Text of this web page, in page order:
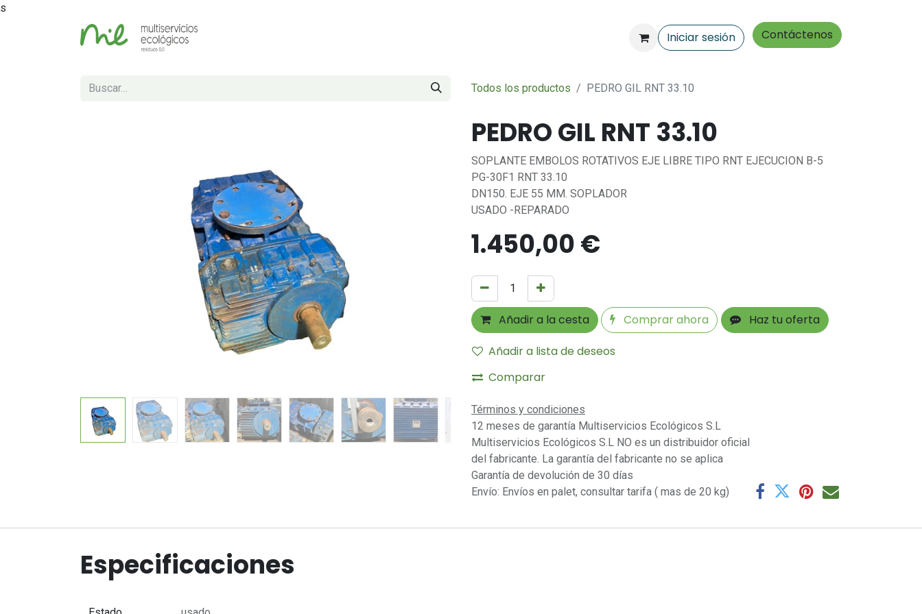
s
Iniciar sesión Contáctenos
Todos los productos PEDRO GIL RNT 33.10
PEDRO GIL RNT 33.10
SOPLANTE EMBOLOS ROTATIVOS EJE LIBRE TIPO RNT EJECUCION B-5
PG-30F1 RNT 33.10
DN150. EJE 55 MM. SOPLADOR
USADO -REPARADO
1.450,00€
Añadir a la cesta Comprar ahora
Haz tu oferta
Añadir a lista de deseos
Comparar
Términos y condiciones
12 meses de garantía Multiservicios Ecológicos S.L
Multiservicios Ecológicos S.L NO es un distribuidor oficial
del fabricante. La garantía del fabricante no se aplica
Garantía de devolución de 30 días
Envío: Envíos en palet, consultar tarifa ( mas de 20 kg)
Especificaciones